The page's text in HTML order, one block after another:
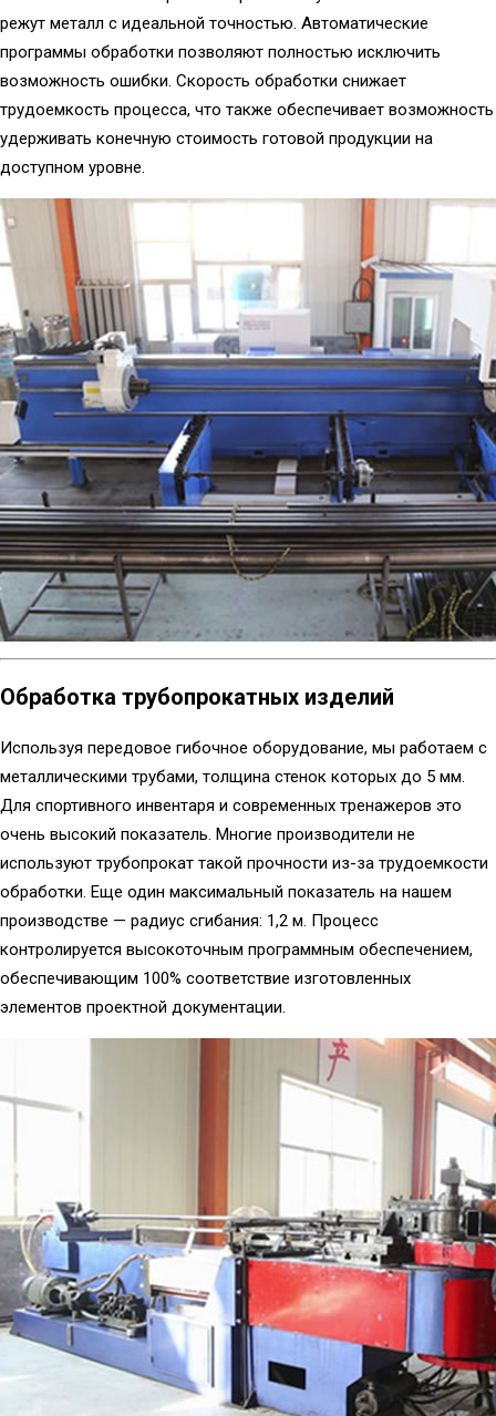
режут металл с идеальной точностью. Автоматические
программы обработки позволяют полностью исключить
возможность ошибки. Скорость обработки снижает
трудоемкость процесса, что также обеспечивает возможность
удерживать конечную стоимость готовой продукции на
доступном уровне.
Обработка трубопрокатных изделий
Используя передовое гибочное оборудование, мы работаем с
металлическими трубами, толщина стенок которых до 5 мм.
Для спортивного инвентаря и современных тренажеров это
очень высокий показатель. Многие производители не
используют трубопрокат такой прочности из-за трудоемкости
обработки. Еще один максимальный показатель на нашем
производстве — радиус сгибания: 1,2 м. Процесс
контролируется высокоточным программным обеспечением,
обеспечивающим 100% соответствие изготовленных
элементов проектной документации.